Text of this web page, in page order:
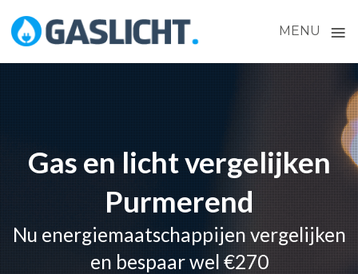
MENU ≡
Skip
to
content
Gas en licht vergelijken
Purmerend
Nu energiemaatschappijen vergelijken
en bespaar wel €270